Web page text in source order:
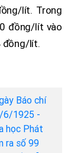
lít. Trong
đồng/lít vào
đồng/lít.
Báo chí
6/1925 -
học Phát
ra số 99